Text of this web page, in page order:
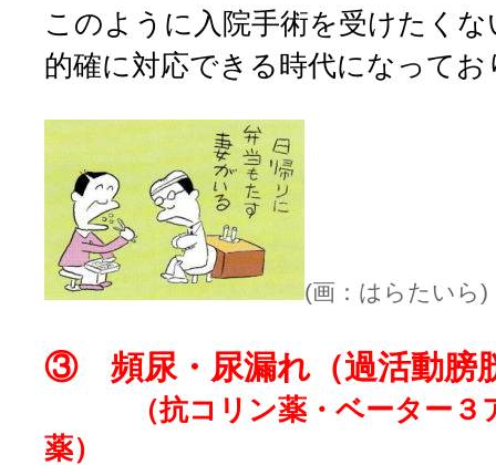
このように入院手術を受けたく
的確に対応できる時代になってお
(画：はらたいら)
③ 頻尿・尿漏れ（過活動膀
（抗コリン薬・ベーター３
薬）